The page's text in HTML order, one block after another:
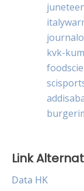
kvk-
Link
Data HK